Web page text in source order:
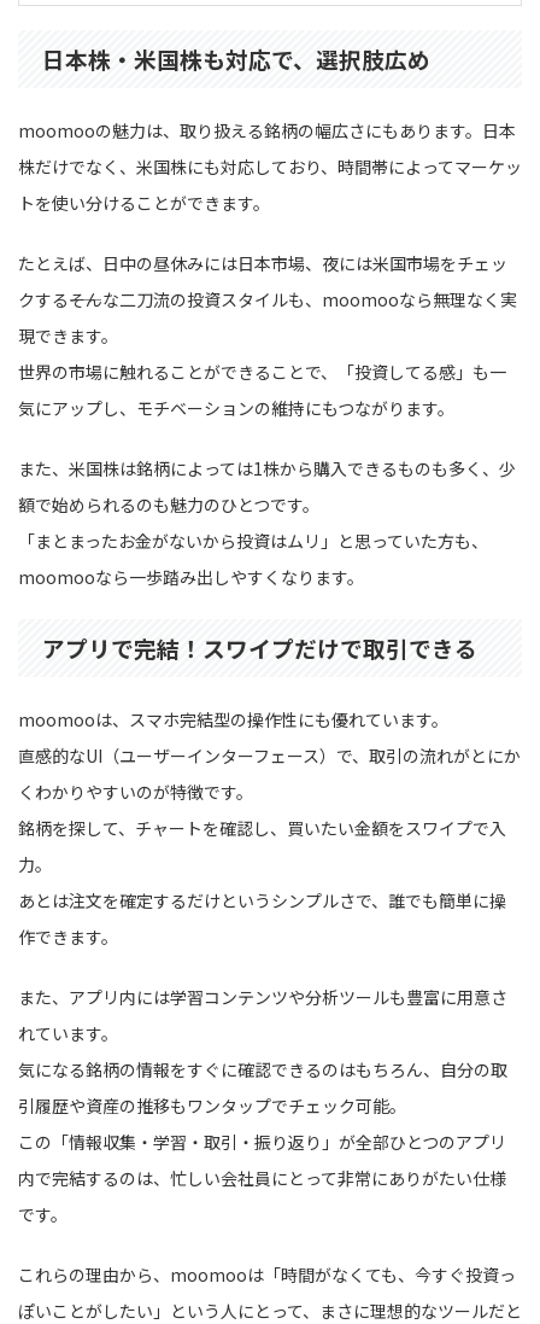
日本株・米国株も対応で、選択肢広め
moomooの魅力は、取り扱える銘柄の幅広さにもあります。日本
株だけでなく、米国株にも対応しており、時間帯によってマーケッ
トを使い分けることができます。
たとえば、日中の昼休みには日本市場、夜には米国市場をチェッ
クする――そんな二刀流の投資スタイルも、moomooなら無理なく実
現できます。
世界の市場に触れることができることで、「投資してる感」も一
気にアップし、モチベーションの維持にもつながります。
また、米国株は銘柄によっては1株から購入できるものも多く、少
額で始められるのも魅力のひとつです。
「まとまったお金がないから投資はムリ」と思っていた方も、
moomooなら一歩踏み出しやすくなります。
アプリで完結！スワイプだけで取引できる
moomooは、スマホ完結型の操作性にも優れています。
直感的なUI（ユーザーインターフェース）で、取引の流れがとにか
くわかりやすいのが特徴です。
銘柄を探して、チャートを確認し、買いたい金額をスワイプで入
力。
あとは注文を確定するだけというシンプルさで、誰でも簡単に操
作できます。
また、アプリ内には学習コンテンツや分析ツールも豊富に用意さ
れています。
気になる銘柄の情報をすぐに確認できるのはもちろん、自分の取
引履歴や資産の推移もワンタップでチェック可能。
この「情報収集・学習・取引・振り返り」が全部ひとつのアプリ
内で完結するのは、忙しい会社員にとって非常にありがたい仕様
です。
これらの理由から、moomooは「時間がなくても、今すぐ投資っ
ぽいことがしたい」という人にとって、まさに理想的なツールだと